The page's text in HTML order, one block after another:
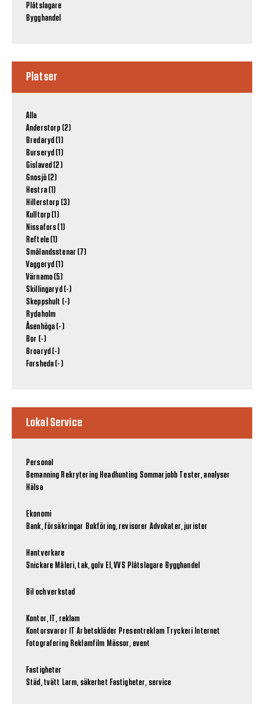
Plåtslagare
Bygghandel
Platser
Alla
Anderstorp (2)
Bredaryd (1)
Burseryd (1)
Gislaved (2)
Gnosjö (2)
Hestra (1)
Hillerstorp (3)
Kulltorp (1)
Nissafors (1)
Reftele (1)
Smålandsstenar (7)
Vaggeryd (1)
Värnamo (5)
Skillingaryd (-)
Skeppshult (-)
Rydaholm
Åsenhöga (-)
Bor (-)
Broaryd (-)
Forsheda (-)
Lokal Service
Personal
Bemanning Rekrytering Headhunting Sommarjobb Tester, analyser
Hälsa
Ekonomi
Bank, försäkringar Bokföring, revisorer Advokater, jurister
Hantverkare
Snickare Måleri, tak, golv El, VVS Plåtslagare Bygghandel
Bil och verkstad
Kontor, IT, reklam
Kontorsvaror IT Arbetskläder Presentreklam Tryckeri Internet
Fotografering Reklamfilm Mässor, event
Fastigheter
Städ, tvätt Larm, säkerhet Fastigheter, service